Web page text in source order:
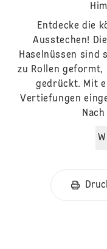
Entdecke die
Ausstechen!
Haselnüssen sind
zu Rollen
gedrückt. Mit
Vertiefungen